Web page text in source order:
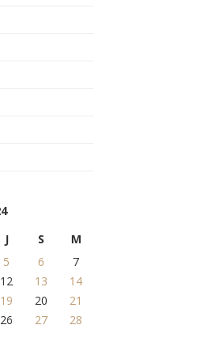
J S
M
5 6
7
12 13
14
19 20
21
26 27
28